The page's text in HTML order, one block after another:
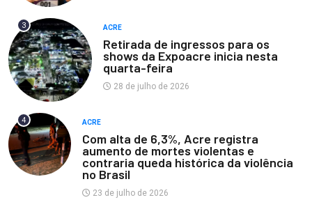
3 ACRE
Retirada de ingressos para os
shows da Expoacre inicia nesta
quarta-feira
28 de julho de 2026
4 ACRE
Com alta de 6,3%, Acre registra
aumento de mortes violentas e
contraria queda histórica da violência
no Brasil
23 de julho de 2026